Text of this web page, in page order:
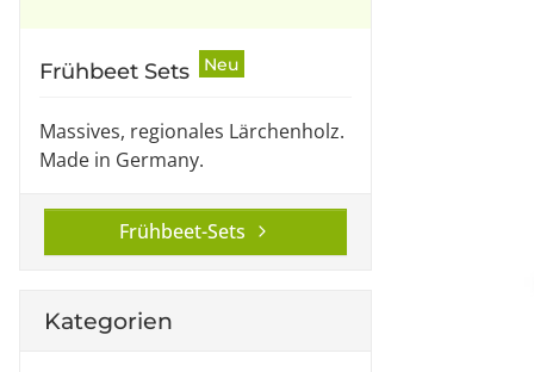
Frühbeet Sets Neu
Massives, regionales Lärchenholz.
Made in Germany.
Frühbeet-Sets
Kategorien